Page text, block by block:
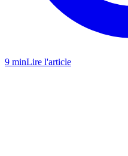
9 minLire l'article